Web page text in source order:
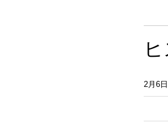
2月6日